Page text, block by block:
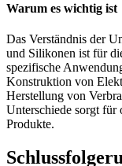
Warum es wichtig ist
Das Verständnis der
und Silikonen ist für
spezifische
Konstruktion von
Herstellung von
Unterschiede sorgt
Produkte.